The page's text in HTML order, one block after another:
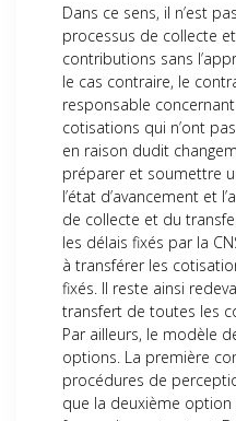
Dans ce sens, il n’est
processus de collecte
contributions sans
le cas contraire, le
responsable
cotisations qui n’ont
en raison dudit
préparer et soumettre
l’état d’avancement et
de collecte et du
les délais fixés par la
à transférer les
fixés. Il reste ainsi
transfert de toutes les
Par ailleurs, le modèle
options. La première
procédures de
que la deuxième